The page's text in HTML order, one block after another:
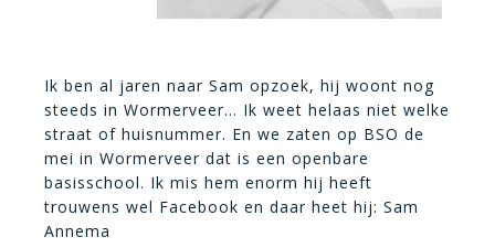
Ik ben al jaren naar Sam opzoek, hij woont nog
steeds in Wormerveer… Ik weet helaas niet welke
straat of huisnummer. En we zaten op BSO de
mei in Wormerveer dat is een openbare
basisschool. Ik mis hem enorm hij heeft
trouwens wel Facebook en daar heet hij: Sam
Annema